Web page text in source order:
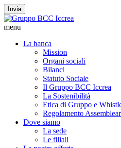
Invia
menu
La banca
Mission
Organi sociali
Bilanci
Statuto Sociale
Il Gruppo BCC Iccrea
La Sostenibilità
Etica di Gruppo e
Regolamento
Dove siamo
La sede
Le filiali